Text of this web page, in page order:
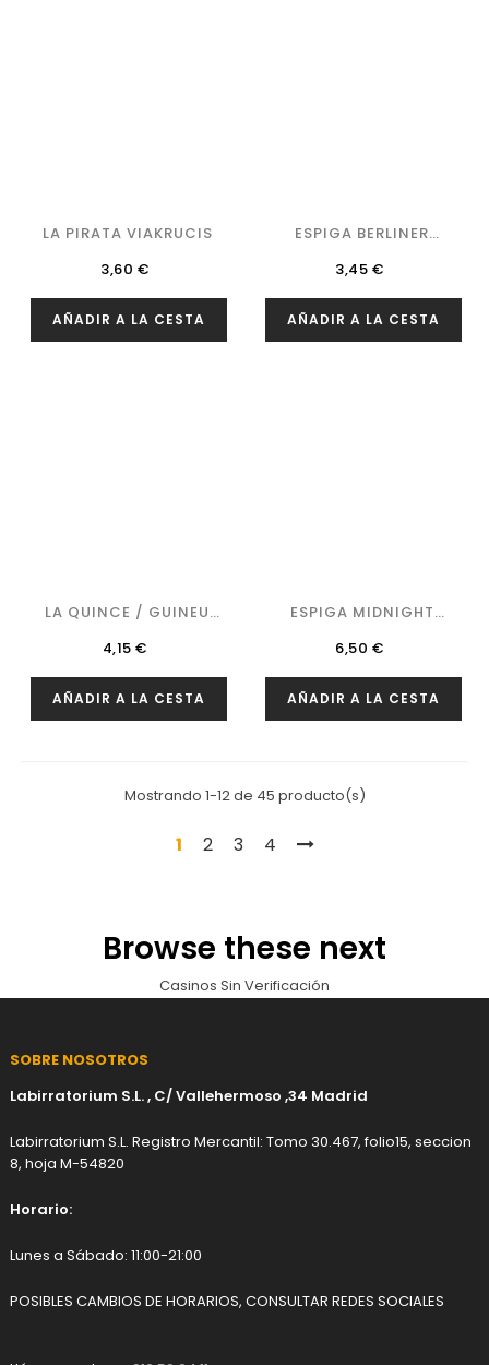
LA PIRATA VIAKRUCIS
Precio
3,60 €
AÑADIR A LA CESTA
ESPIGA BERLINER
WEISSE
Precio
3,45 €
AÑADIR A LA CESTA
LA QUINCE / GUINEU
VANILLA...
Precio
4,15 €
AÑADIR A LA CESTA
ESPIGA MIDNIGHT
DREAM
Precio
6,50 €
AÑADIR A LA CESTA
Mostrando 1-12 de 45 producto(s)
1 2 3 4
Browse these next
Casinos Sin Verificación
SOBRE NOSOTROS
Labirratorium S.L. , C/ Vallehermoso ,34 Madrid
Labirratorium S.L. Registro Mercantil: Tomo 30.467, folio15, seccion
8, hoja M-54820
Horario:
Lunes a Sábado: 11:00-21:00
POSIBLES CAMBIOS DE HORARIOS, CONSULTAR REDES SOCIALES